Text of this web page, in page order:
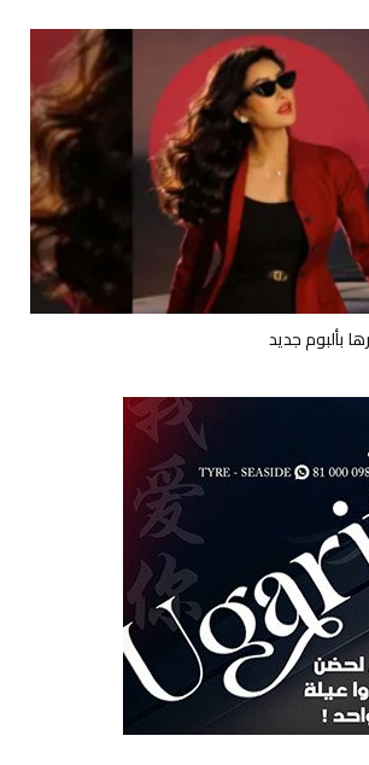
بألبوم جديد